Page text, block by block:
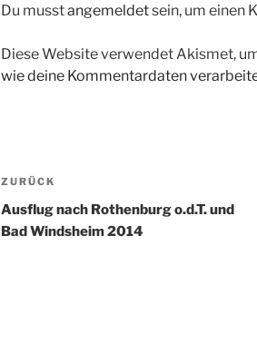
Du musstangemeldetsein, um einen
Diese Website verwendet Akismet,
wie deine Kommentardaten
Beitragsnavigation
Vorheriger
Beitrag
ZURÜCK
Ausflug nach Rothenburg o.d.T. und
Bad Windsheim 2014